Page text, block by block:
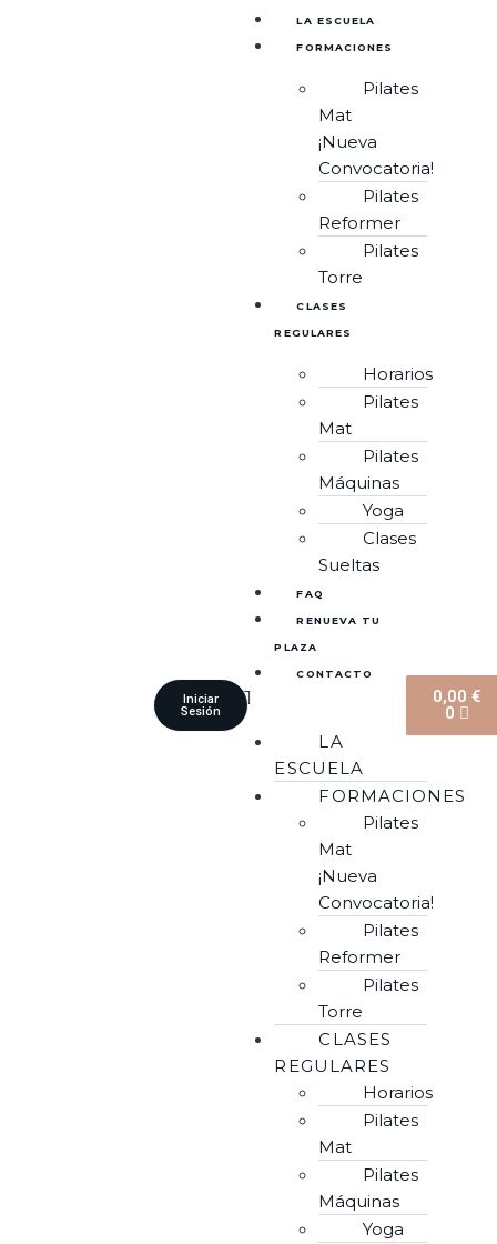
LA ESCUELA
FORMACIONES
Pilates
Mat
¡Nueva
Convocatoria!
Pilates
Reformer
Pilates
Torre
CLASES
REGULARES
Horarios
Pilates
Mat
Pilates
Máquinas
Yoga
Clases
Sueltas
FAQ
RENUEVA TU
PLAZA
CONTACTO
LA
ESCUELA
FORMACIONES
Pilates
Mat
¡Nueva
Convocatoria!
Pilates
Reformer
Pilates
Torre
CLASES
REGULARES
Horarios
Pilates
Mat
Pilates
Máquinas
Yoga
Iniciar
Sesión
0,00€
0